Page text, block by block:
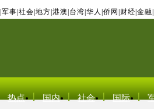
军事 社会 地方 港澳 台湾 华人 侨网 财经 金融
热点 国内 社会 国际